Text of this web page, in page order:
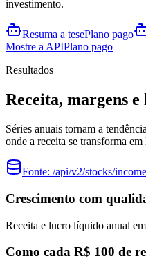
investimento.
Resuma a tesePlano pago
Mostre a APIPlano pago
Resultados
Receita, margens
Séries anuais tornam a
onde a receita se transforma em
Fonte: /api/v2/stocks/
Crescimento com
Receita e lucro líquido anual
Como cada R$ 100 de